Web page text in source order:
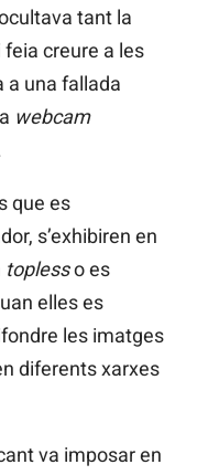
tant la
creure a les
a una fallada
webcam
que es
s’exhibiren en
toplesso es
elles es
les imatges
diferents xarxes
va imposar en